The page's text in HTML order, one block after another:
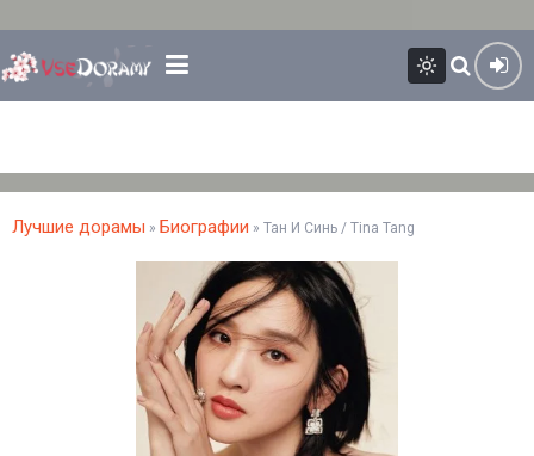
Лучшие дорамы » Биографии » Тан И Синь / Tina Tang